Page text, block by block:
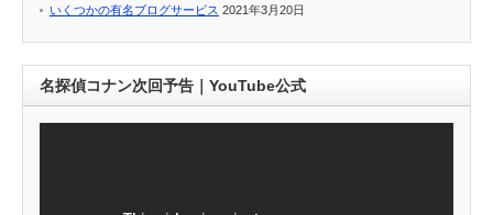
いくつかの有名ブログサービス 2021年3月20日
名探偵コナン次回予告｜YouTube公式